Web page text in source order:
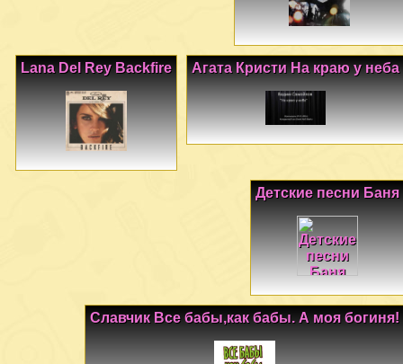
Агата Кристи На краю у неба
Lana Del Rey Backfire
Детские песни Баня
Славчик Все бабы,как бабы. А моя богиня!